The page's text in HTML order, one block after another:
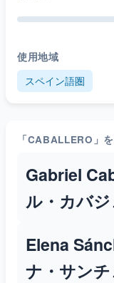
使用地域
スペイン語圏
「CABALLERO」
Gabriel
ル・カバジ
Elena
ナ・サン